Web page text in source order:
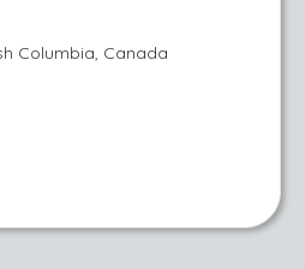
Columbia, Canada